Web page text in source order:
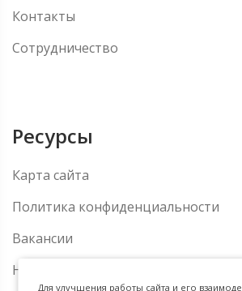
Контакты
Сотрудничество
Ресурсы
Карта сайта
Политика конфиденциальности
Вакансии
Новости
Для улучшения работы сайта и его